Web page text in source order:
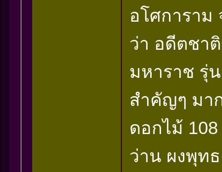
อโศการาม
ว่า อดีตชา
มหาราช รุ่
สำคัญๆ มา
ดอกไม้
ว่าน ผงพุท